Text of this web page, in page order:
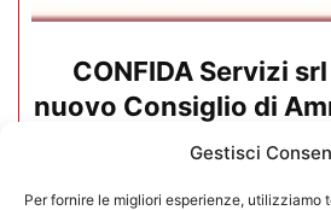
Gestisci
Per fornire le migliori esperienze, utilizziamo
CONFIDA Servizi
nuovo Consiglio di
17/07/2026